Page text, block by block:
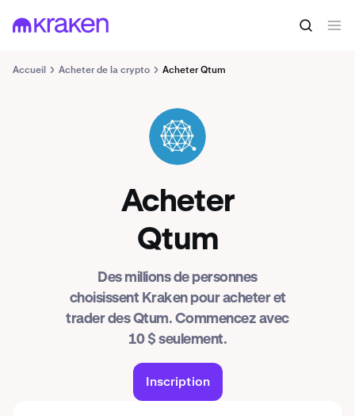
Accueil Acheter de la crypto Acheter Qtum
QTUM
Acheter
Qtum
Des millions de personnes
choisissent Kraken pour acheter et
trader des Qtum. Commencez avec
10 $ seulement.
Inscription